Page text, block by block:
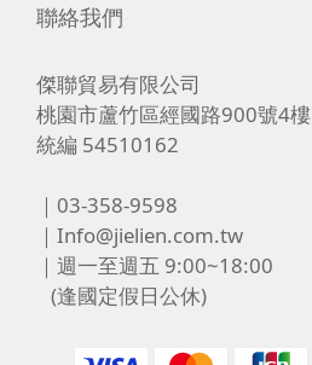
聯絡我們
傑聯貿易有限公司
桃園市蘆竹區經國路900號4樓
統編 54510162
｜03-358-9598
｜Info@jielien.com.tw
｜週一至週五 9:00~18:00
(逢國定假日公休)